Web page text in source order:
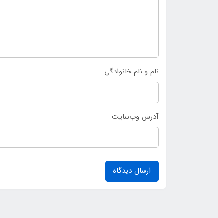
نام و نام خانوادگی
آدرس وب‌سایت
ارسال دیدگاه